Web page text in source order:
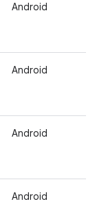
Android
Android
Android
Android